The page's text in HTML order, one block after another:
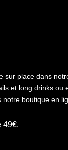
sur place dans
et long drinks ou
boutique en
49€.